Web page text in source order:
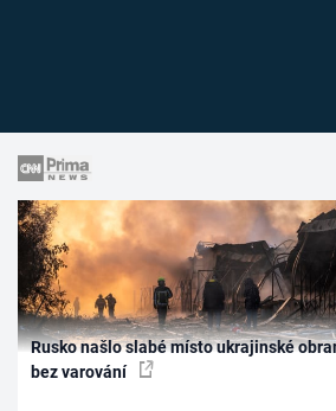
Rusko našlo slabé místo ukrajinské
bez varování